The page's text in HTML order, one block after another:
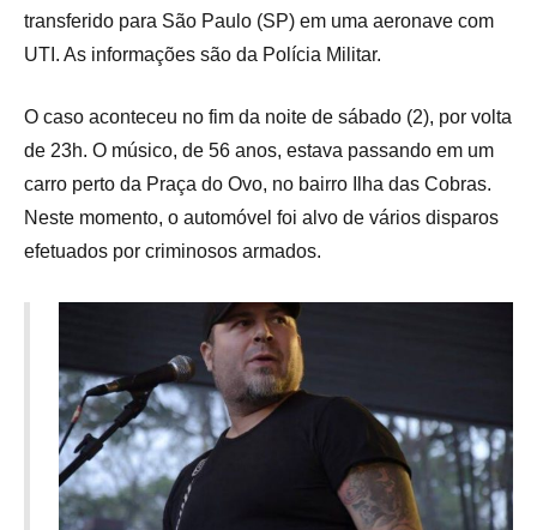
transferido para São Paulo (SP) em uma aeronave com
UTI. As informações são da Polícia Militar.
O caso aconteceu no fim da noite de sábado (2), por volta
de 23h. O músico, de 56 anos, estava passando em um
carro perto da Praça do Ovo, no bairro Ilha das Cobras.
Neste momento, o automóvel foi alvo de vários disparos
efetuados por criminosos armados.